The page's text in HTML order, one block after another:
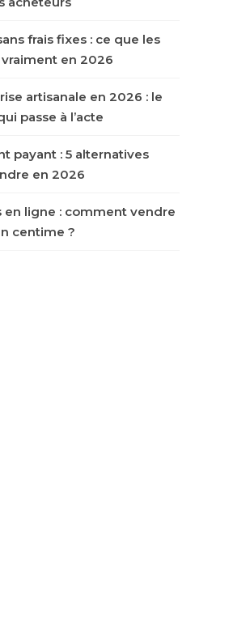
frais fixes : ce que les
en 2026
artisanale en 2026 : le
passe à l’acte
payant : 5 alternatives
en 2026
en ligne : comment vendre
centime ?